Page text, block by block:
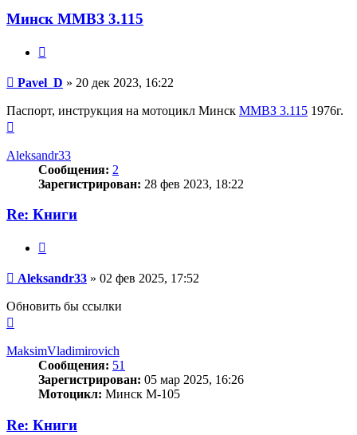
Минск ММВЗ 3.115
Сообщение
Pavel_D » 20 дек 2023, 16:22
Паспорт, инструкция на мотоцикл Минск ММВЗ 3.115 1976г.
началу
Aleksandr33
Сообщения: 2
Зарегистрирован: 28 фев 2023, 18:22
Re: Книги
Сообщение
Aleksandr33 » 02 фев 2025, 17:52
Обновить бы ссылки
началу
MaksimVladimirovich
Сообщения: 51
Зарегистрирован: 05 мар 2025, 16:26
Мотоцикл: Минск М-105
Re: Книги